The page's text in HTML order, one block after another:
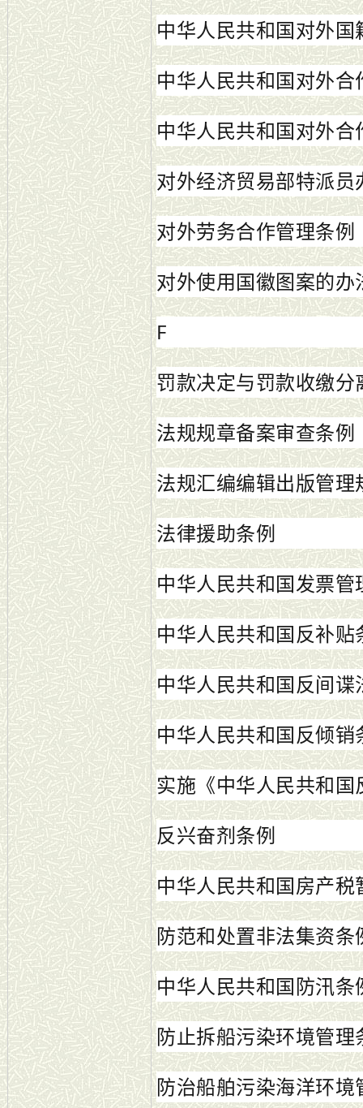
中华人民共和国对外
中华人民共和国对外
中华人民共和国对外
对外经济贸易部特派
对外劳务合作管理条例
对外使用国徽图案的办
F
罚款决定与罚款收缴分
法规规章备案审查条例
法规汇编编辑出版管理
法律援助条例
中华人民共和国发票管
中华人民共和国反补贴
中华人民共和国反间谍
中华人民共和国反倾销
实施《中华人民共和
反兴奋剂条例
中华人民共和国房产税
防范和处置非法集资条
中华人民共和国防汛条
防止拆船污染环境管理
防治船舶污染海洋环境